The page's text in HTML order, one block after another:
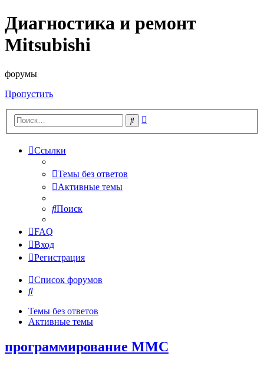
Диагностика и ремонт
Mitsubishi
форумы
Пропустить
Поиск
Ссылки
Темы без ответов
Активные темы
Поиск
FAQ
Вход
Регистрация
Список форумов
Поиск
Темы без ответов
Активные темы
программирование MMC